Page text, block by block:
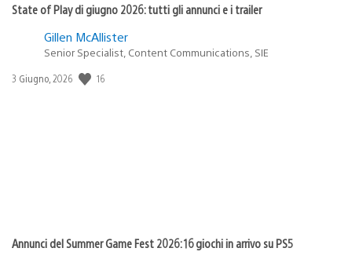
State of Play di giugno 2026: tutti gli annunci e i trailer
Gillen McAllister
Senior Specialist, Content Communications, SIE
Data
3 Giugno, 2026 16
Annunci del Summer Game Fest 2026: 16 giochi in arrivo su PS5